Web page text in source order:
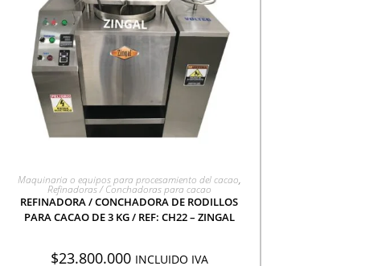
AGREGAR A COTIZACIÓN
Maquinaria o equipos para procesamiento del cacao,
Refinadoras / Conchadoras para cacao
REFINADORA / CONCHADORA DE RODILLOS
PARA CACAO DE 3 KG / REF: CH22 – ZINGAL
$23.800.000 INCLUIDO IVA